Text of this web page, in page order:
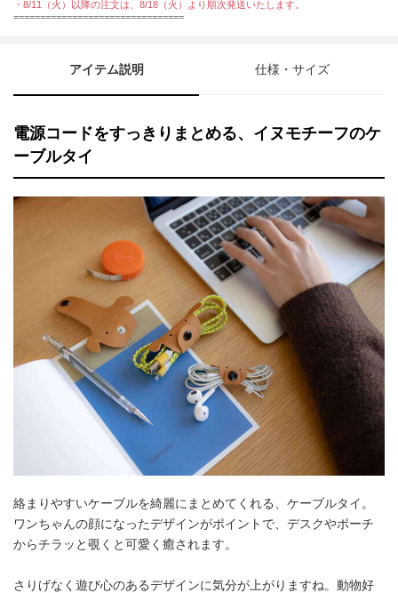
・8/11（火）以降の注文は、8/18（火）より順次発送いたします。
================================
アイテム説明 仕様・サイズ
電源コードをすっきりまとめる、イヌモチーフのケ
ーブルタイ
絡まりやすいケーブルを綺麗にまとめてくれる、ケーブルタイ。
ワンちゃんの顔になったデザインがポイントで、デスクやポーチ
からチラッと覗くと可愛く癒されます。
さりげなく遊び心のあるデザインに気分が上がりますね。動物好